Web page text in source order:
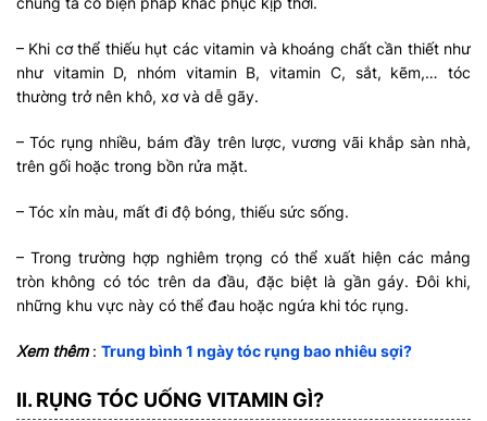
– Khi cơ thể thiếu hụt các vitamin và khoáng chất cần thiết như
như vitamin D, nhóm vitamin B, vitamin C, sắt, kẽm,… tóc
thường trở nên khô, xơ và dễ gãy.
– Tóc rụng nhiều, bám đầy trên lược, vương vãi khắp sàn nhà,
trên gối hoặc trong bồn rửa mặt.
– Tóc xỉn màu, mất đi độ bóng, thiếu sức sống.
– Trong trường hợp nghiêm trọng có thể xuất hiện các mảng
tròn không có tóc trên da đầu, đặc biệt là gần gáy. Đôi khi,
những khu vực này có thể đau hoặc ngứa khi tóc rụng.
Xem thêm: Trung bình 1 ngày tóc rụng bao nhiêu sợi?
II. RỤNG TÓC UỐNG VITAMIN GÌ?